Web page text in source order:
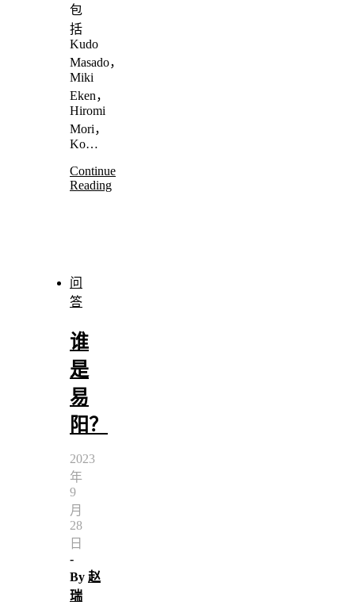
包
括
Kudo
Masado，
Miki
Eken，
Hiromi
Mori，
Ko…
Continue
Reading
问
答
谁
是
易
阳？
2023
年
9
月
28
日
-
By 赵
瑞